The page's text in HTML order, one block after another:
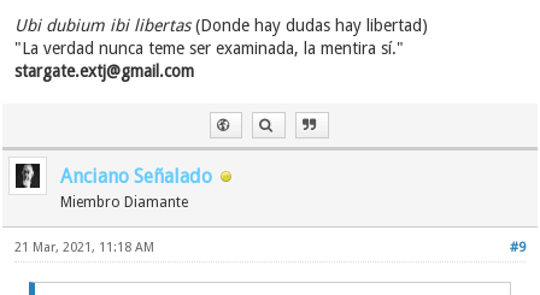
Ubi dubium ibi libertas(Donde hay dudas hay libertad)
"La verdad nunca teme ser examinada, la mentira sí."
stargate.extj@gmail.com
Anciano Señalado
Miembro Diamante
#9
21 Mar, 2021, 11:18 AM